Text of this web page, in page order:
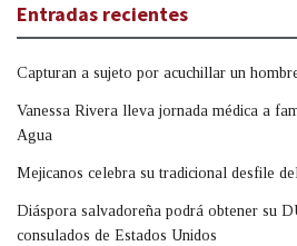
Entradas recientes
Capturan a sujeto por acuchillar un
Vanessa Rivera lleva jornada médica a
Agua
Mejicanos celebra su tradicional desfile
Diáspora salvadoreña podrá obtener su
consulados de Estados Unidos